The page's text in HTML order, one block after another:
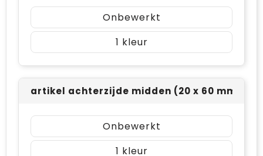
Onbewerkt
1
artikel achterzijde midden (20 x 60 mm)
Onbewerkt
1